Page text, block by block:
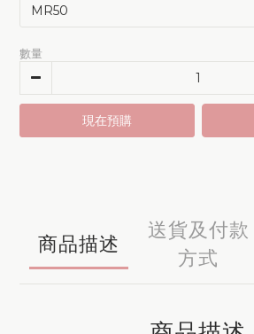
數量
現在預購
商品描述
送貨及付款
方式